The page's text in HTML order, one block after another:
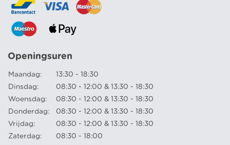
Openingsuren
Maandag:
13:30 - 18:30
Dinsdag:
08:30 - 12:00 & 13:30 - 18:30
Woensdag:
08:30 - 12:00 & 13:30 - 18:30
Donderdag:
08:30 - 12:00 & 13:30 - 18:30
Vrijdag:
08:30 - 12:00 & 13:30 - 18:30
Zaterdag:
08:30 - 18:00